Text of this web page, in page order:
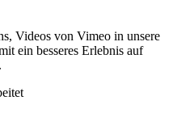
Videos von Vimeo in unsere
ein besseres Erlebnis auf